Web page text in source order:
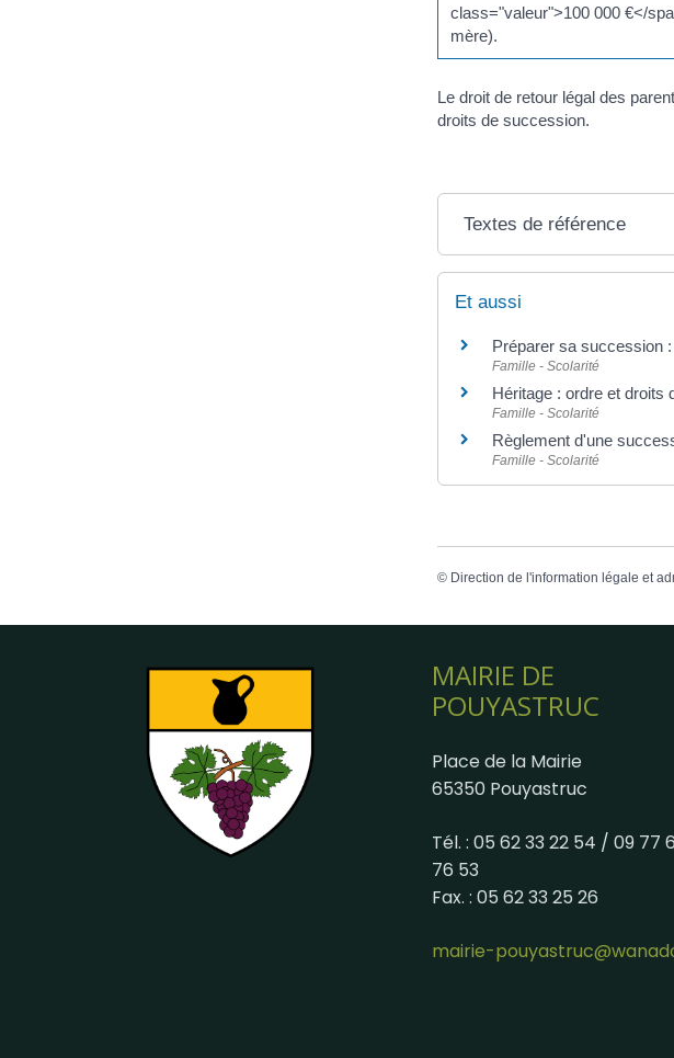
class="valeur">100 000 €</
mère).
Le droit de retour légal des
droits de succession.
Textes de référence
Et aussi
Préparer sa succession
Famille - Scolarité
Héritage : ordre et droits
Famille - Scolarité
Règlement d'une
Famille - Scolarité
© Direction de l'information légale et
MAIRIE DE
POUYASTRUC
Place de la Mairie
65350 Pouyastruc
Tél. : 05 62 33 22 54 / 09 77
76 53
Fax. : 05 62 33 25 26
mairie-